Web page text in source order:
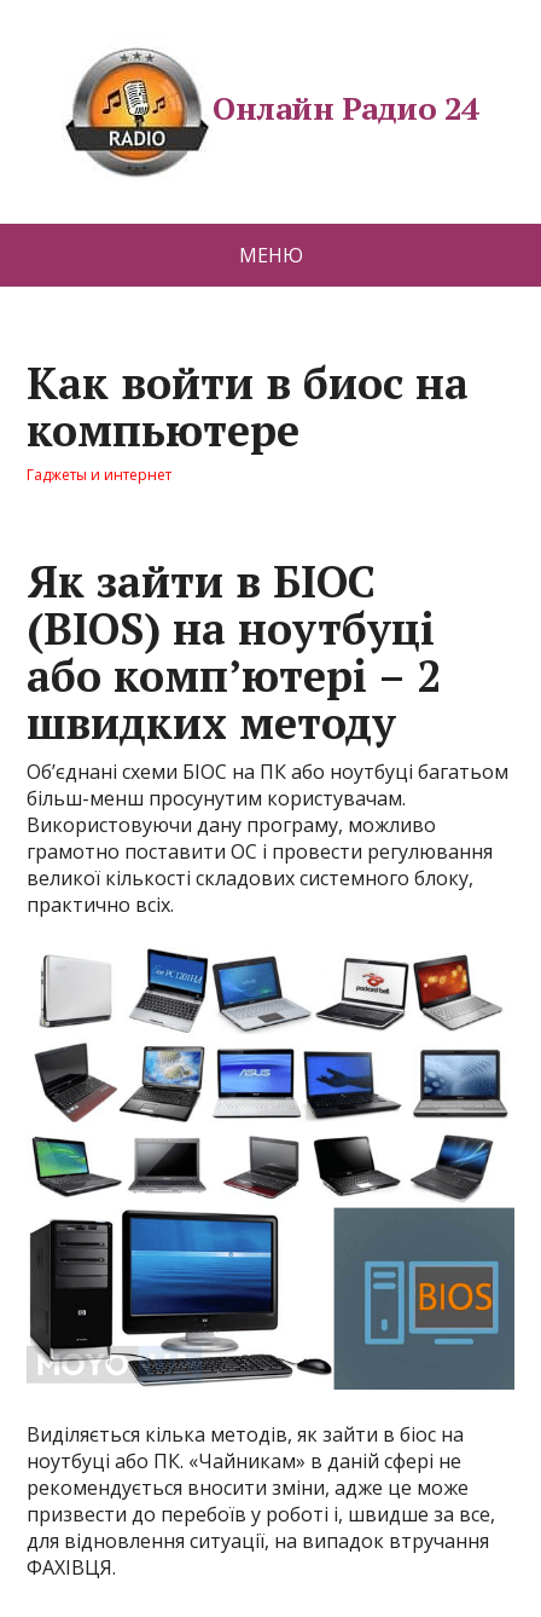
Онлайн Радио 24
МЕНЮ
Как войти в биос на
компьютере
Гаджеты и интернет
Як зайти в БІОС
(BIOS) на ноутбуці
або комп’ютері – 2
швидких методу
Об’єднані схеми БІОС на ПК або ноутбуці багатьом
більш-менш просунутим користувачам.
Використовуючи дану програму, можливо
грамотно поставити ОС і провести регулювання
великої кількості складових системного блоку,
практично всіх.
Виділяється кілька методів, як зайти в біос на
ноутбуці або ПК. «Чайникам» в даній сфері не
рекомендується вносити зміни, адже це може
призвести до перебоїв у роботі і, швидше за все,
для відновлення ситуації, на випадок втручання
ФАХІВЦЯ.